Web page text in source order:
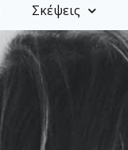
Σκέψεις